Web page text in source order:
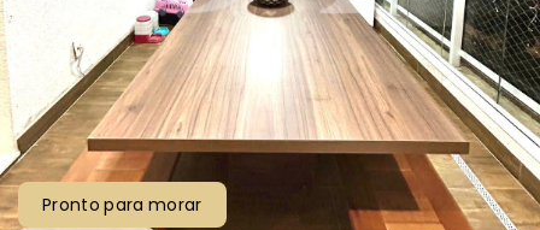
Pronto para morar